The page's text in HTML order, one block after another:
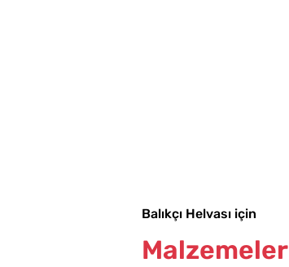
Balıkçı Helvası için
Malzemeler